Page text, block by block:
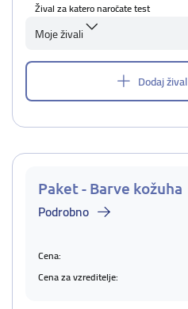
Žival za katero naročate test
Moje živali
Dodaj žival
Paket - Barve kožuha
Podrobno
Cena:
Cena za vzreditelje: